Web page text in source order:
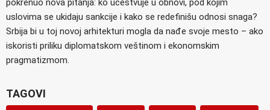
pokrenuo nova pitanja: ko učestvuje u obnovi, pod kojim
uslovima se ukidaju sankcije i kako se redefinišu odnosi snaga?
Srbija bi u toj novoj arhitekturi mogla da nađe svoje mesto – ako
iskoristi priliku diplomatskom veštinom i ekonomskim
pragmatizmom.
TAGOVI